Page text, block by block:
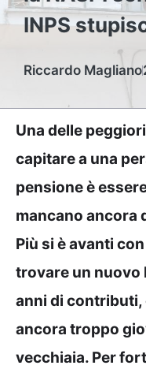
INPS
Riccardo Magliano
Una delle
capitare a una
pensione è
mancano ancora
Più si è avanti
trovare un nuovo
anni di contributi,
ancora troppo
vecchiaia. Per